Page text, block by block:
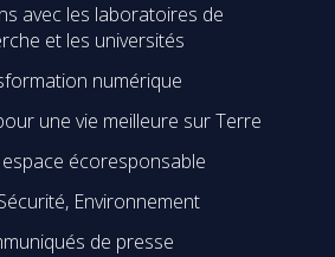
avec les laboratoires de
et les universités
numérique
une vie meilleure sur Terre
écoresponsable
Environnement
de presse